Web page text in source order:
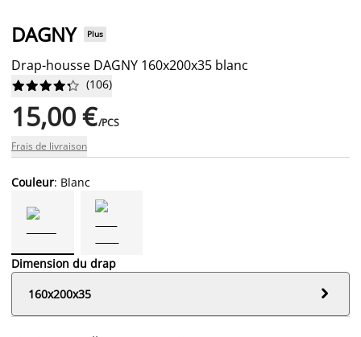
DAGNY Plus
Drap-housse DAGNY 160x200x35 blanc





 (106)
15,00 €/PCS
Frais de livraison
Couleur: Blanc
Dimension du drap
160x200x35
